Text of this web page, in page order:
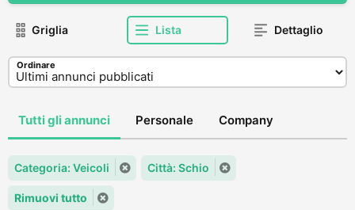
Griglia Lista Dettaglio
Ordinare
Tutti gli annunci Personale Company
Categoria: Veicoli Città: Schio
Rimuovi tutto